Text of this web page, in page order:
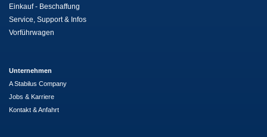
Einkauf - Beschaffung
Service, Support & Infos
Vorführwagen
Unternehmen
A Stabilus Company
Jobs & Karriere
Kontakt & Anfahrt